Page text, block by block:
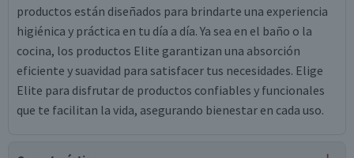
productos están diseñados para brindarte una experiencia
higiénica y práctica en tu día a día. Ya sea en el baño o la
cocina, los productos Elite garantizan una absorción
eficiente y suavidad para satisfacer tus necesidades. Elige
Elite para disfrutar de productos confiables y funcionales
que te facilitan la vida, asegurando bienestar en cada uso.